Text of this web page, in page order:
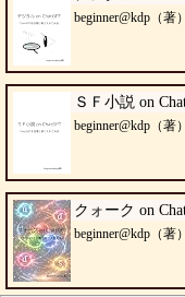
beginner@kdp（著）
ＳＦ小説 on
beginner@kdp（著）
クォーク on
beginner@kdp（著）